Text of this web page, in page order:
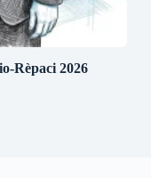
Rèpaci 2026